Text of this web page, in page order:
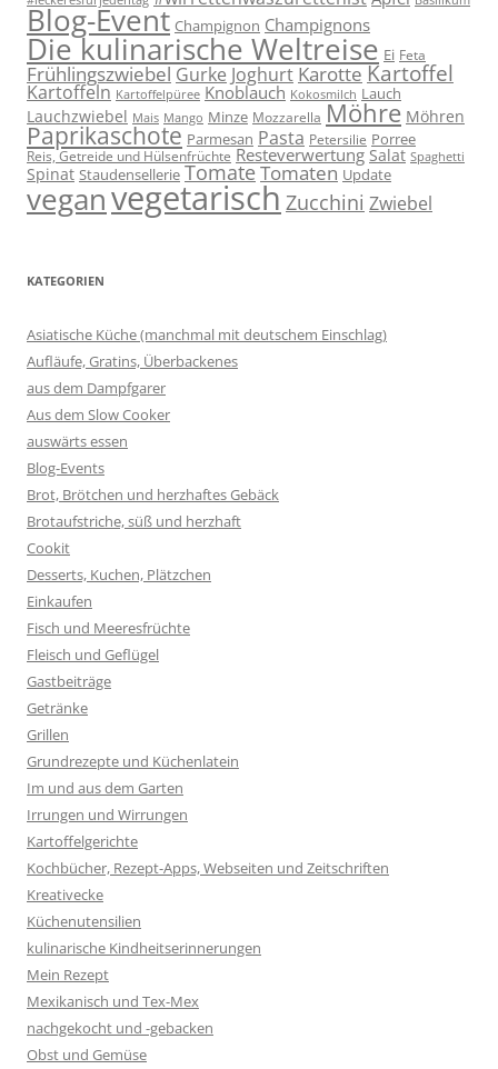
Blog-Event Champignon Champignons
Die kulinarische Weltreise Ei Feta
Frühlingszwiebel Gurke Joghurt Karotte Kartoffel
Kartoffeln Kartoffelpüree Knoblauch Kokosmilch Lauch
Lauchzwiebel Mais Mango Minze Mozzarella Möhre Möhren
Paprikaschote Parmesan Pasta Petersilie Porree
Reis, Getreide und Hülsenfrüchte Resteverwertung Salat Spaghetti
Spinat Staudensellerie TomateTomaten Update
veganvegetarischZucchini Zwiebel
KATEGORIEN
Asiatische Küche (manchmal mit deutschem Einschlag)
Aufläufe, Gratins, Überbackenes
aus dem Dampfgarer
Aus dem Slow Cooker
auswärts essen
Blog-Events
Brot, Brötchen und herzhaftes Gebäck
Brotaufstriche, süß und herzhaft
Cookit
Desserts, Kuchen, Plätzchen
Einkaufen
Fisch und Meeresfrüchte
Fleisch und Geflügel
Gastbeiträge
Getränke
Grillen
Grundrezepte und Küchenlatein
Im und aus dem Garten
Irrungen und Wirrungen
Kartoffelgerichte
Kochbücher, Rezept-Apps, Webseiten und Zeitschriften
Kreativecke
Küchenutensilien
kulinarische Kindheitserinnerungen
Mein Rezept
Mexikanisch und Tex-Mex
nachgekocht und -gebacken
Obst und Gemüse